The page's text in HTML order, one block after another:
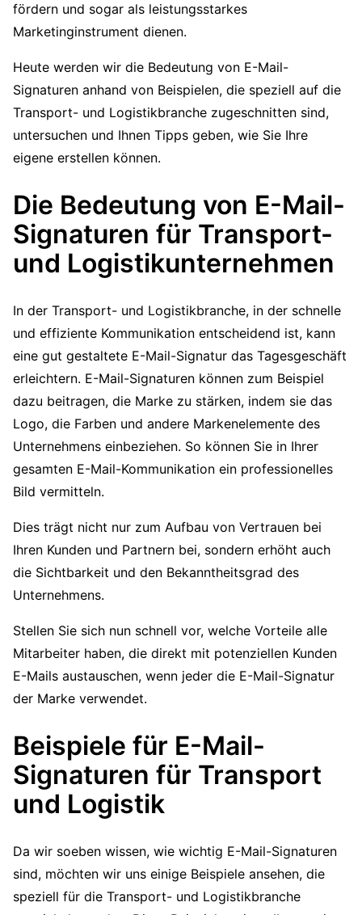
fördern und sogar als leistungsstarkes
Marketinginstrument dienen.
Heute werden wir die Bedeutung von E-Mail-
Signaturen anhand von Beispielen, die speziell auf die
Transport- und Logistikbranche zugeschnitten sind,
untersuchen und Ihnen Tipps geben, wie Sie Ihre
eigene erstellen können.
Die Bedeutung von E-Mail-
Signaturen für Transport-
und Logistikunternehmen
In der Transport- und Logistikbranche, in der schnelle
und effiziente Kommunikation entscheidend ist, kann
eine gut gestaltete E-Mail-Signatur das Tagesgeschäft
erleichtern. E-Mail-Signaturen können zum Beispiel
dazu beitragen, die Marke zu stärken, indem sie das
Logo, die Farben und andere Markenelemente des
Unternehmens einbeziehen. So können Sie in Ihrer
gesamten E-Mail-Kommunikation ein professionelles
Bild vermitteln.
Dies trägt nicht nur zum Aufbau von Vertrauen bei
Ihren Kunden und Partnern bei, sondern erhöht auch
die Sichtbarkeit und den Bekanntheitsgrad des
Unternehmens.
Stellen Sie sich nun schnell vor, welche Vorteile alle
Mitarbeiter haben, die direkt mit potenziellen Kunden
E-Mails austauschen, wenn jeder die E-Mail-Signatur
der Marke verwendet.
Beispiele für E-Mail-
Signaturen für Transport
und Logistik
Da wir soeben wissen, wie wichtig E-Mail-Signaturen
sind, möchten wir uns einige Beispiele ansehen, die
speziell für die Transport- und Logistikbranche